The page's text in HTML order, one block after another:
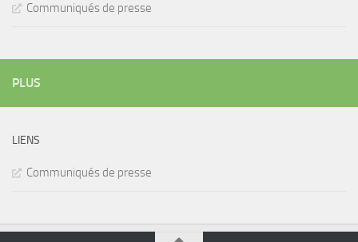
Communiqués de presse
PLUS
LIENS
Communiqués de presse